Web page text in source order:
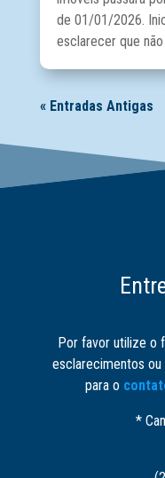
de 01/01/2026.
esclarecer que não
« Entradas Antigas
Por favor utilize o
esclarecimentos
para o
*